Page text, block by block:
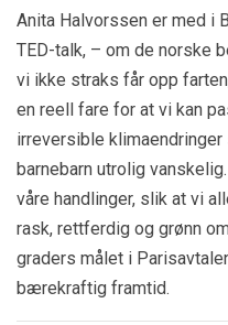
Anita Halvorssen er med i
TED-talk, – om de norske
vi ikke straks får opp
en reell fare for at vi kan
irreversible
barnebarn utrolig
våre handlinger, slik at vi
rask, rettferdig og grønn
graders målet i
bærekraftig framtid.